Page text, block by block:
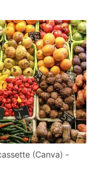
(Canva) -